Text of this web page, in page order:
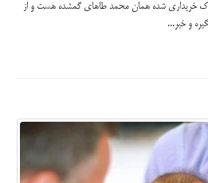
خریداری شده همان محمد طاهای گمشده هست و از
و خبر...